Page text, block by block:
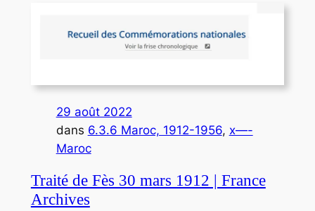
29 août 2022
dans 6.3.6 Maroc, 1912-1956, x—-
Maroc
Traité de Fès 30 mars 1912 | France
Archives